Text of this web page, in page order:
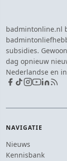
badmintonline.nl
subsidies.
dag opnieuw
Nederlandse en
NAVIGATIE
Nieuws
Kennisbank